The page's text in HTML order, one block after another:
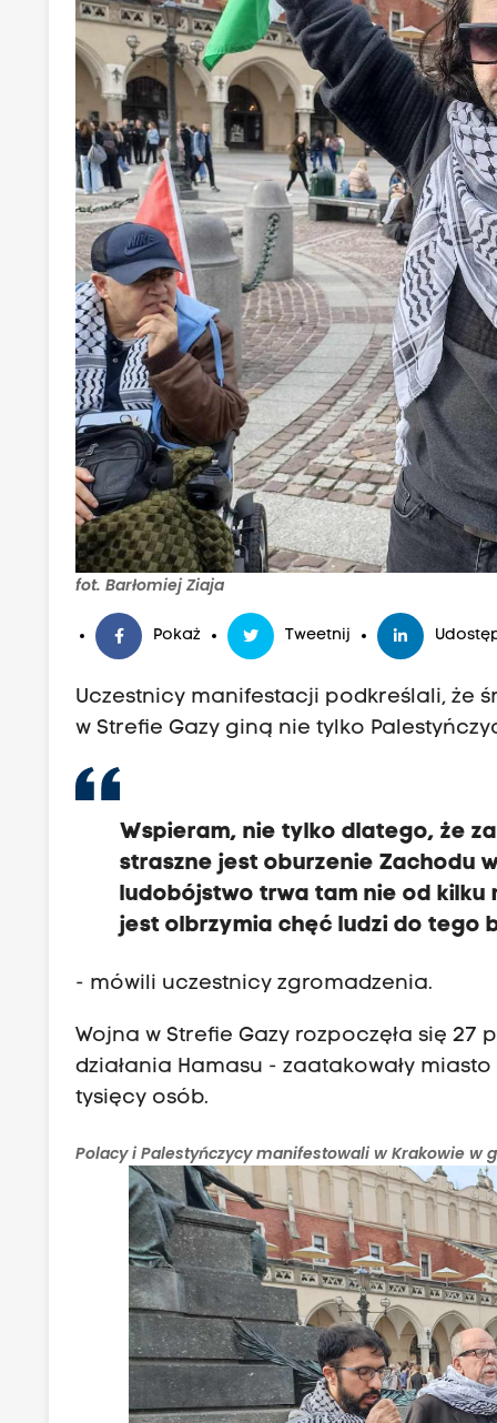
fot. Barłomiej Ziaja
Pokaż Tweetnij
Uczestnicy manifestacji podkreślali, że
w Strefie Gazy giną nie tylko
Wspieram, nie tylko dlatego, że
straszne jest oburzenie Zachodu
ludobójstwo trwa tam nie od kilku
jest olbrzymia chęć ludzi do tego
- mówili uczestnicy zgromadzenia.
Wojna w Strefie Gazy rozpoczęła się
działania Hamasu - zaatakowały
tysięcy osób.
Polacy i Palestyńczycy manifestowali w Krakowie w